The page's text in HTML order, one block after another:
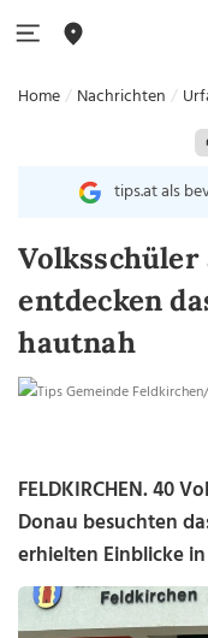
Home Nachrichten
tips.at als
entdecken
hautnah
FELDKIRCHEN. 40
Donau besuchten
erhielten Einblicke